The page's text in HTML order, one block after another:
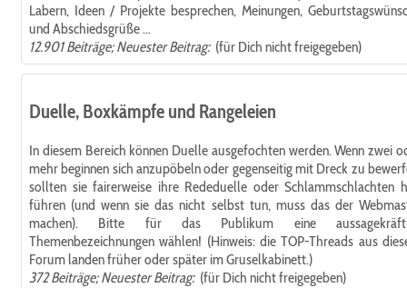
Labern, Ideen / Projekte besprechen, Meinungen,
und Abschiedsgrüße ...
12.901 Beiträge; Neuester Beitrag:(für Dich nicht freigegeben)
Duelle, Boxkämpfe und Rangeleien
In diesem Bereich können Duelle ausgefochten werden. Wenn zwei
mehr beginnen sich anzupöbeln oder gegenseitig mit Dreck zu
sollten sie fairerweise ihre Rededuelle oder Schlammschlachten
führen (und wenn sie das nicht selbst tun, muss das der
machen). Bitte für das Publikum eine
Themenbezeichnungen wählen! (Hinweis: die TOP-Threads aus
Forum landen früher oder später im Gruselkabinett.)
372 Beiträge; Neuester Beitrag:(für Dich nicht freigegeben)